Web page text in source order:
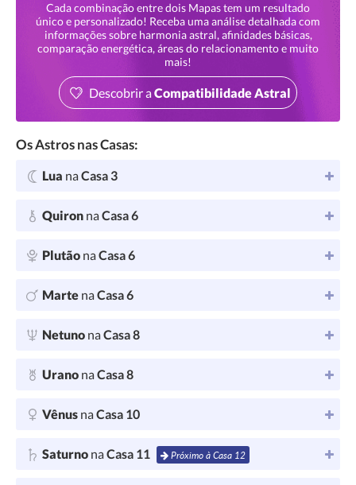
Cada combinação entre dois Mapas tem um resultado
único e personalizado! Receba uma análise detalhada com
informações sobre harmonia astral, afinidades básicas,
comparação energética, áreas do relacionamento e muito
mais!
Descobrir aCompatibilidade Astral
Os Astros nas Casas:
Lua naCasa 3
Quiron naCasa 6
Plutão naCasa 6
Marte naCasa 6
Netuno naCasa 8
Urano naCasa 8
Vênus naCasa 10
Saturno naCasa 11 Próximo à Casa 12